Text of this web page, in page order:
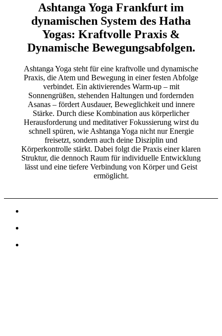
Ashtanga Yoga Frankfurt im
dynamischen System des Hatha
Yogas: Kraftvolle Praxis &
Dynamische Bewegungsabfolgen.
Ashtanga Yoga steht für eine kraftvolle und dynamische
Praxis, die Atem und Bewegung in einer festen Abfolge
verbindet. Ein aktivierendes Warm-up – mit
Sonnengrüßen, stehenden Haltungen und fordernden
Asanas – fördert Ausdauer, Beweglichkeit und innere
Stärke. Durch diese Kombination aus körperlicher
Herausforderung und meditativer Fokussierung wirst du
schnell spüren, wie Ashtanga Yoga nicht nur Energie
freisetzt, sondern auch deine Disziplin und
Körperkontrolle stärkt. Dabei folgt die Praxis einer klaren
Struktur, die dennoch Raum für individuelle Entwicklung
lässt und eine tiefere Verbindung von Körper und Geist
ermöglicht.